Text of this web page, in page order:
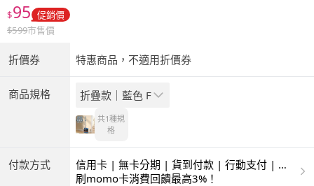
$95 促銷價
$599市售價
折價券 特惠商品，不適用折價券
商品規格 折疊款｜藍色 F
共1種規
格
付款方式
信用卡 | 無卡分期 | 貨到付款 | 行動支付 | 超
商付款 | ATM | 銀聯卡
刷momo卡消費回饋最高3%！